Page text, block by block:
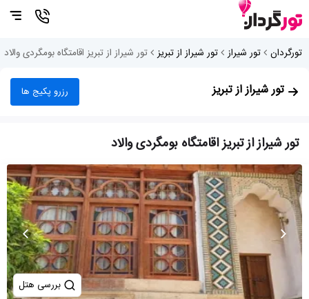
تورگردان تور شیراز تور شیراز از تبریز تور شیراز از تبریز اقامتگاه بومگردی والاد
تور شیراز از تبریز رزرو پکیج ها
تور شیراز از تبریز اقامتگاه بومگردی والاد
بررسی هتل